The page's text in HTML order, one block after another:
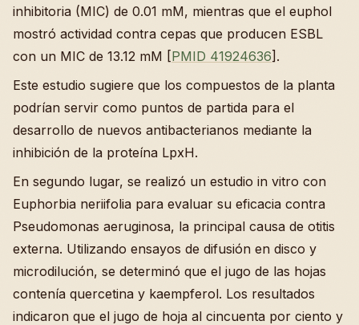
inhibitoria (MIC) de 0.01 mM, mientras que el euphol
mostró actividad contra cepas que producen ESBL
con un MIC de 13.12 mM [PMID 41924636].
Este estudio sugiere que los compuestos de la planta
podrían servir como puntos de partida para el
desarrollo de nuevos antibacterianos mediante la
inhibición de la proteína LpxH.
En segundo lugar, se realizó un estudio in vitro con
Euphorbia neriifolia para evaluar su eficacia contra
Pseudomonas aeruginosa, la principal causa de otitis
externa. Utilizando ensayos de difusión en disco y
microdilución, se determinó que el jugo de las hojas
contenía quercetina y kaempferol. Los resultados
indicaron que el jugo de hoja al cincuenta por ciento y